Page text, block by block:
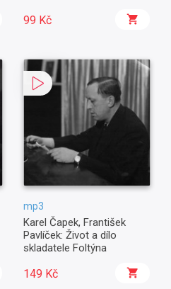
99 Kč
mp3
Karel Čapek, František
Pavlíček: Život a dílo
skladatele Foltýna
149 Kč